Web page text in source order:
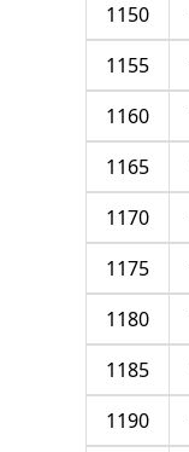
1150
1155
1160
1165
1170
1175
1180
1185
1190